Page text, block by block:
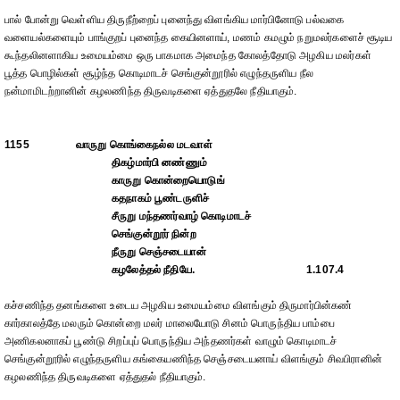
பால் போன்று வெள்ளிய திருநீற்றைப் புனைந்து விளங்கிய மார்பினோடு பல்வகை
வளையல்களையும் பாங்குறப் புனைந்த கையினளாய், மணம் கமழும் நறுமலர்களைச் சூடிய
கூந்தலினளாகிய உமையம்மை ஒரு பாகமாக அமைந்த கோலத்தோடு அழகிய மலர்கள்
பூத்த பொழில்கள் சூழ்ந்த கொடிமாடச் செங்குன்றூரில் எழுந்தருளிய நீல
நன்மாமிடற்றானின் கழலணிந்த திருவடிகளை ஏத்துதலே நீதியாகும்.
1155
வாருறு கொங்கைநல்ல மடவாள்
திகழ்மார்பி னண்ணும்
காருறு கொன்றையொடுங்
கதநாகம் பூண்டருளிச்
சீருறு மந்தணர்வாழ் கொடிமாடச்
செங்குன்றூர் நின்ற
நீருறு செஞ்சடையான்
கழலேத்தல் நீதியே.
1.107.4
கச்சணிந்த தனங்களை உடைய அழகிய உமையம்மை விளங்கும் திருமார்பின்கண்
கார்காலத்தே மலரும் கொன்றை மலர் மாலையோடு சினம் பொருந்திய பாம்பை
அணிகலனாகப் பூண்டு சிறப்புப் பொருந்திய அந்தணர்கள் வாழும் கொடிமாடச்
செங்குன்றூரில் எழுந்தருளிய கங்கையணிந்த செஞ்சடையனாய் விளங்கும் சிவபிரானின்
கழலணிந்த திருவடிகளை ஏத்துதல் நீதியாகும்.